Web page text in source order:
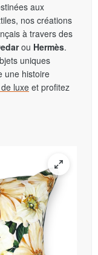
aux
nos créations
à travers des
ou Hermès.
uniques
une histoire
luxe et profitez